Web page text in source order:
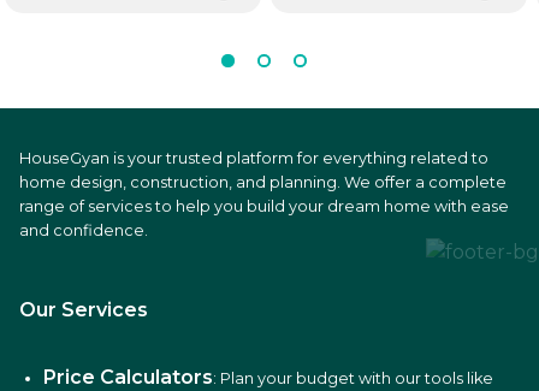
HouseGyan is your trusted platform for everything related to
home design, construction, and planning. We offer a complete
range of services to help you build your dream home with ease
and confidence.
Our Services
Price Calculators: Plan your budget with our tools like